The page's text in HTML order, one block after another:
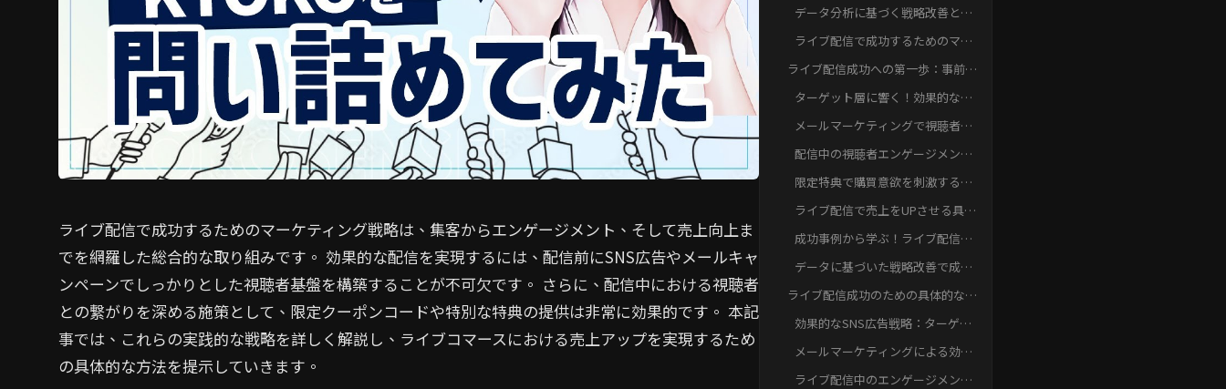
ライブ配信で成功するためのマーケティング戦略は、集客からエンゲージメント、そして売上向上ま
でを網羅した総合的な取り組みです。 効果的な配信を実現するには、配信前にSNS広告やメールキャ
ンペーンでしっかりとした視聴者基盤を構築することが不可欠です。 さらに、配信中における視聴者
との繋がりを深める施策として、限定クーポンコードや特別な特典の提供は非常に効果的です。 本記
事では、これらの実践的な戦略を詳しく解説し、ライブコマースにおける売上アップを実現するため
の具体的な方法を提示していきます。
データ分析に基づく戦略改善と成
ライブ配信で成功するためのマー
ライブ配信成功への第一歩：事前準
ターゲット層に響く！効果的な
メールマーケティングで視聴者数
配信中の視聴者エンゲージメント
限定特典で購買意欲を刺激する効
ライブ配信で売上をUPさせる具体
成功事例から学ぶ！ライブ配信マ
データに基づいた戦略改善で成果
ライブ配信成功のための具体的な施
効果的なSNS広告戦略：ターゲッ
メールマーケティングによる効果
ライブ配信中のエンゲージメント